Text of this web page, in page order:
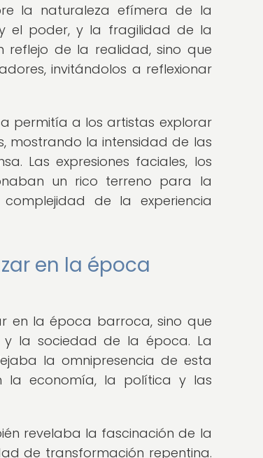
la naturaleza efímera de la
el poder, y la fragilidad de la
reflejo de la realidad, sino que
invitándolos a reflexionar
permitía a los artistas explorar
mostrando la intensidad de las
Las expresiones faciales, los
un rico terreno para la
de la experiencia
en la época
en la época barroca, sino que
y la sociedad de la época. La
la omnipresencia de esta
la economía, la política y las
revelaba la fascinación de la
de transformación repentina.